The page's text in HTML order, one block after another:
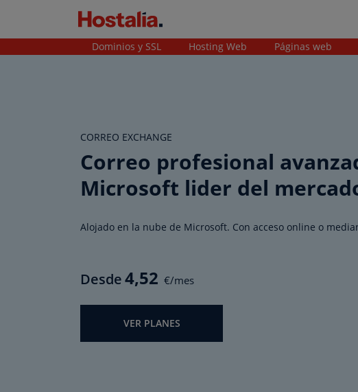
Dominios y SSL Hosting Web Páginas web
CORREO EXCHANGE
Correo profesional
Microsoft lider del
Alojado en la nube de Microsoft. Con acceso online o
Desde4,52 €/mes
VER PLANES